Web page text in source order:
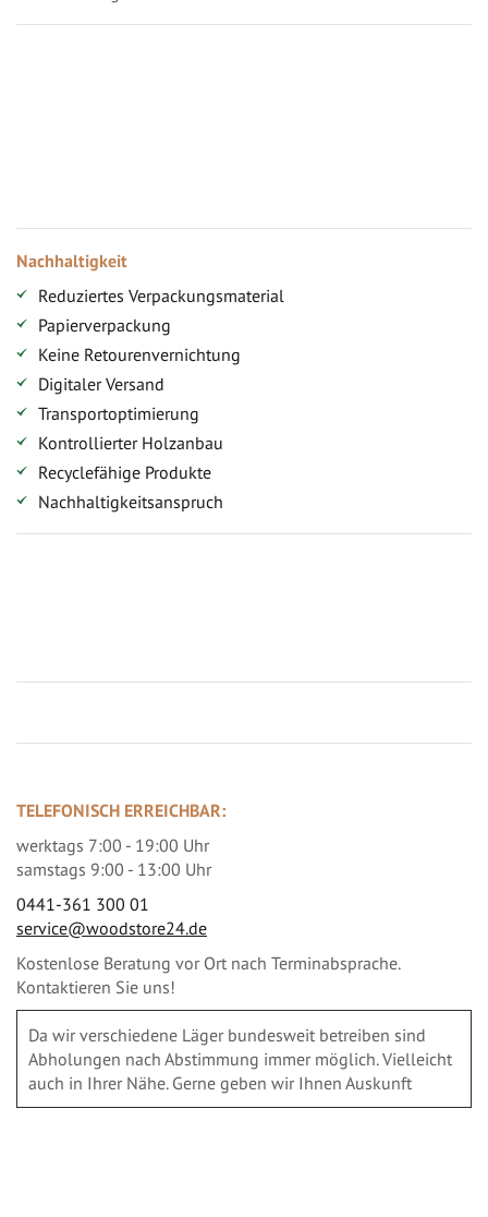
Nachhaltigkeit
Reduziertes Verpackungsmaterial
Papierverpackung
Keine Retourenvernichtung
Digitaler Versand
Transportoptimierung
Kontrollierter Holzanbau
Recyclefähige Produkte
Nachhaltigkeitsanspruch
TELEFONISCH ERREICHBAR:
werktags 7:00 - 19:00 Uhr
samstags 9:00 - 13:00 Uhr
0441-361 300 01
service@woodstore24.de
Kostenlose Beratung vor Ort nach Terminabsprache.
Kontaktieren Sie uns!
Da wir verschiedene Läger bundesweit betreiben sind
Abholungen nach Abstimmung immer möglich. Vielleicht
auch in Ihrer Nähe. Gerne geben wir Ihnen Auskunft